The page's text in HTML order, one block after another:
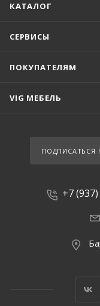
КАТАЛОГ
СЕРВИСЫ
ПОКУПАТЕЛЯМ
VIG МЕБЕЛЬ
ПОДПИСАТЬСЯ
+7